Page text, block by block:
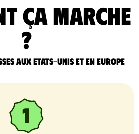
ça marche
?
aux Etats-Unis et en Europe